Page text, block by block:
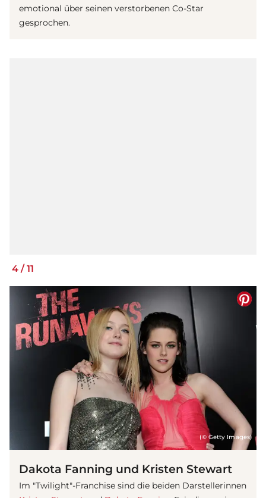
emotional über seinen verstorbenen Co-Star
gesprochen.
4 /11
(© Getty Images)
Dakota Fanning und Kristen Stewart
Im "Twilight"-Franchise sind die beiden Darstellerinnen